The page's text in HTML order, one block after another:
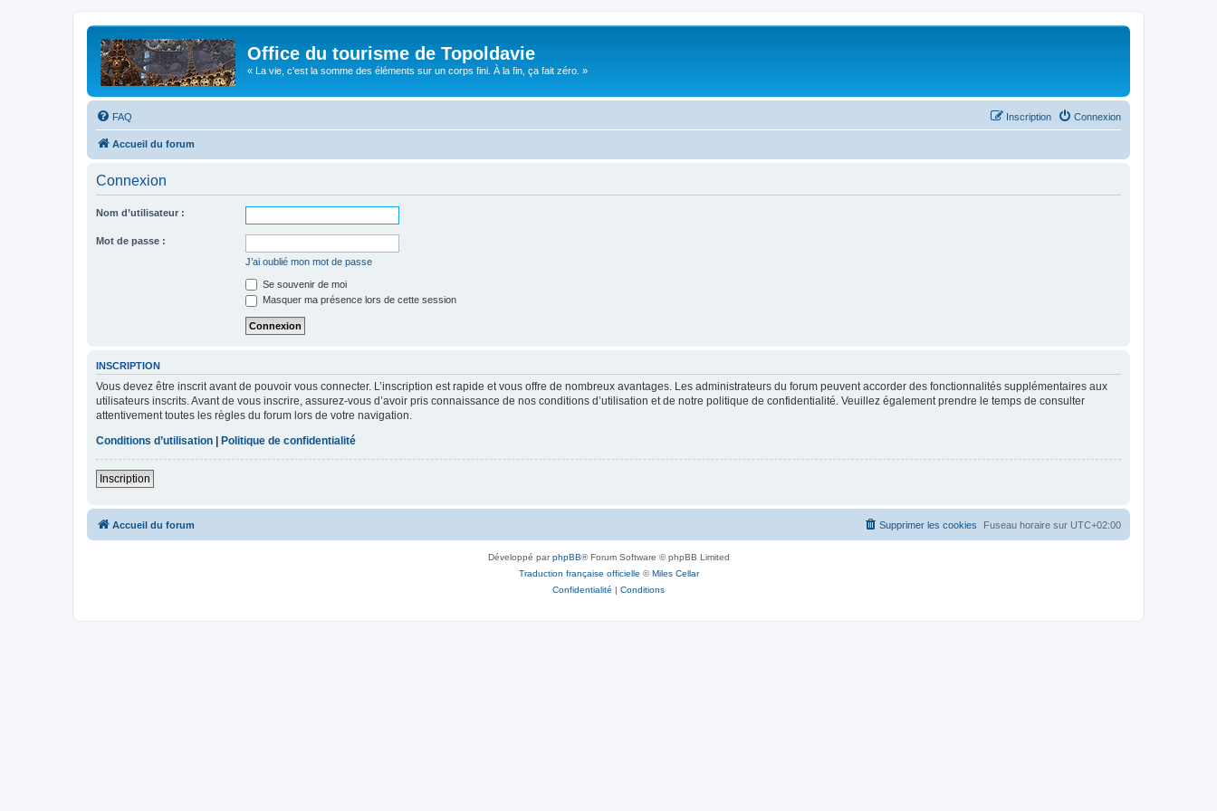
Office du tourisme de Topoldavie
« La vie, c'est la somme des éléments sur un corps fini. À la fin, ça fait zéro. »
FAQ Connexion
Inscription
Accueil du forum
Connexion
Nom d’utilisateur :
Mot de passe :
J’ai oublié mon mot de passe
Se souvenir de moi
Masquer ma présence lors de cette session
INSCRIPTION
Vous devez être inscrit avant de pouvoir vous connecter. L’inscription est rapide et vous offre de nombreux avantages. Les administrateurs du forum peuvent accorder des fonctionnalités supplémentaires aux
utilisateurs inscrits. Avant de vous inscrire, assurez-vous d’avoir pris connaissance de nos conditions d’utilisation et de notre politique de confidentialité. Veuillez également prendre le temps de consulter
attentivement toutes les règles du forum lors de votre navigation.
Conditions d’utilisation
Politique de confidentialité
Inscription
Accueil du forum Fuseau horaire sur UTC+02:00
Supprimer les cookies
Développé parphpBB® Forum Software © phpBB Limited
Traduction française officielle ©Miles Cellar
Confidentialité | Conditions